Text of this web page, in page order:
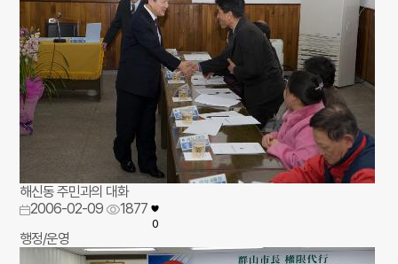
해신동 주민과의 대화
2006-02-09
1877
0
행정/운영